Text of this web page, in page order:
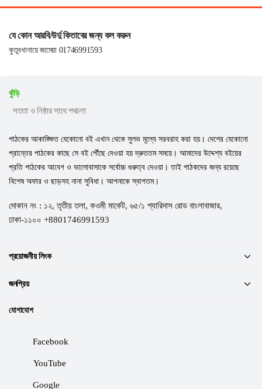
যে কোন আরবি/উর্দু কিতাবের জন্য কল করুন
কুতুবখানায়ে জামেয়া 01746991593
কুঁড়ি
সততা ও নিষ্ঠার সাথে পথচলা
পাঠকের আকাঙ্ক্ষিত যেকোনো বই এখান থেকে সুলভ মূল্যে সরবরাহ করা হয়। দেশের যেকোনো
প্রান্তের পাঠকের কাছে সে বই পৌঁছে দেওয়া হয় দ্রুততম সময়ে। আমাদের উদ্দেশ্য বইয়ের
প্রতি পাঠকের আবেগ ও ভালোবাসাকে সর্বোচ্চ গুরুত্ব দেওয়া। তাই পাঠকদের জন্য রয়েছে
বিশেষ অফার ও ছাড়সহ নানা সুবিধা। আপনাকে স্বাগতম।
দোকান নং : ১২, তৃতীয় তলা, কওমী মার্কেট, ৬৫/১ প্যারিদাস রোড বাংলাবাজার,
ঢাকা-১১০০ +8801746991593
প্রয়োজনীয় লিংক
জনপ্রিয়
যোগাযোগ
Facebook
YouTube
Google